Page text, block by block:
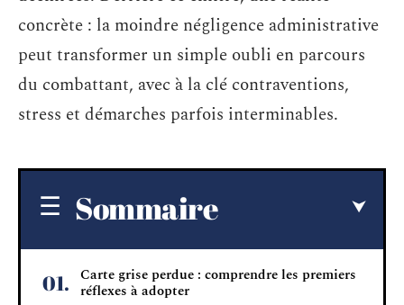
concrète : la moindre négligence administrative
peut transformer un simple oubli en parcours
du combattant, avec à la clé contraventions,
stress et démarches parfois interminables.
Sommaire
Carte grise perdue : comprendre les premiers
réflexes à adopter